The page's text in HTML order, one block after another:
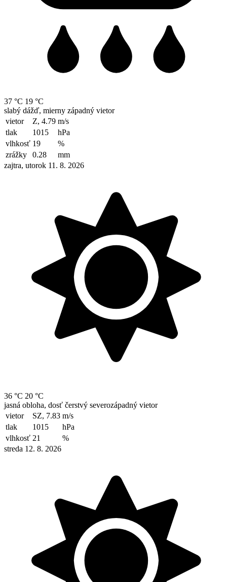
37 °C 19 °C
slabý dážď, mierny západný vietor
vietor
Z, 4.79 m/s
tlak
1015
hPa
vlhkosť 19
%
zrážky
0.28
mm
zajtra, utorok 11. 8. 2026
36 °C 20 °C
jasná obloha, dosť čerstvý severozápadný vietor
vietor
SZ, 7.83 m/s
tlak
1015
hPa
vlhkosť 21
%
streda 12. 8. 2026